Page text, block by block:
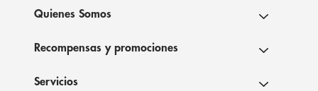
Quienes Somos
Recompensas y promociones
Servicios